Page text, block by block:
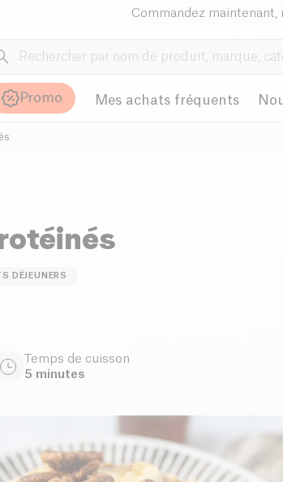
Commandez maintenant,
Promo Mes achats fréquents
DÉJEUNERS
Temps de cuisson
5 minutes